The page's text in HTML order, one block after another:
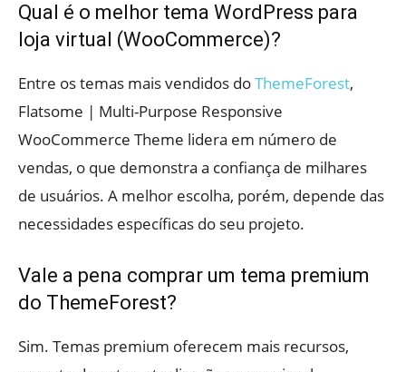
Qual é o melhor tema WordPress para
loja virtual (WooCommerce)?
Entre os temas mais vendidos doThemeForest,
Flatsome | Multi-Purpose Responsive
WooCommerce Theme lidera em número de
vendas, o que demonstra a confiança de milhares
de usuários. A melhor escolha, porém, depende das
necessidades específicas do seu projeto.
Vale a pena comprar um tema premium
do ThemeForest?
Sim. Temas premium oferecem mais recursos,